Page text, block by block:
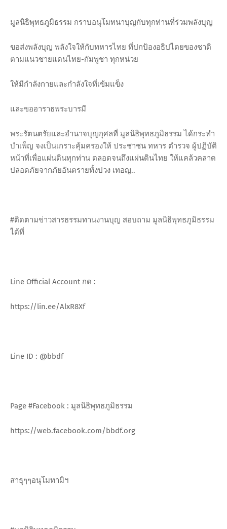
มูลนิธิพุทธภูมิธรรม กราบอนุโมทนาบุญกับทุกท่านที่ร่วมพลังบุญ
ขอส่งพลังบุญ พลังใจให้กับทหารไทย ที่ปกป้องอธิปไตยของชาติ
ตามแนวชายแดนไทย-กัมพูชา ทุกหน่วย
ให้มีกำลังกายและกำลังใจที่เข้มแข็ง
และขออาราธพระบารมี
พระรัตนตรัยและอำนาจบุญกุศลที่ มูลนิธิพุทธภูมิธรรม ได้กระทำ
บำเพ็ญ จงเป็นเกราะคุ้มครองให้ ประชาชน ทหาร ตำรวจ ผู้ปฏิบัติ
หน้าที่เพื่อแผ่นดินทุกท่าน ตลอดจนถึงแผ่นดินไทย ให้แคล้วคลาด
ปลอดภัยจากภัยอันตรายทั้งปวง เทอญ..
#ติดตามข่าวสารธรรมทานงานบุญ สอบถาม มูลนิธิพุทธภูมิธรรม
ได้ที่
Line Official Account กด :
https://lin.ee/AlxR8Xf
Line ID : @bbdf
Page #Facebook : มูลนิธิพุทธภูมิธรรม
https://web.facebook.com/bbdf.org
สาธุๆๆอนุโมทามิฯ